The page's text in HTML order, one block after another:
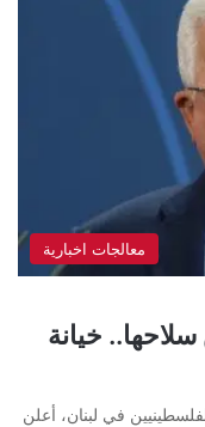
معالجات اخبارية
خيانة
في لبنان، أعلن